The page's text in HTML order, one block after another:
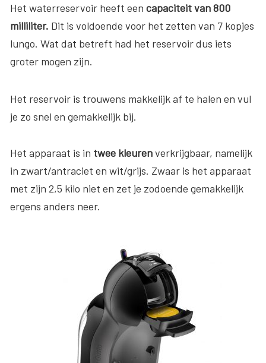
Het waterreservoir heeft een capaciteit van 800
milliliter. Dit is voldoende voor het zetten van 7 kopjes
lungo. Wat dat betreft had het reservoir dus iets
groter mogen zijn.
Het reservoir is trouwens makkelijk af te halen en vul
je zo snel en gemakkelijk bij.
Het apparaat is in twee kleurenverkrijgbaar, namelijk
in zwart/antraciet en wit/grijs. Zwaar is het apparaat
met zijn 2,5 kilo niet en zet je zodoende gemakkelijk
ergens anders neer.